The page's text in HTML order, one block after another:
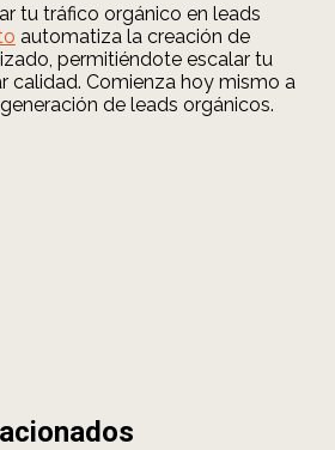
tu tráfico orgánico en leads
automatiza la creación de
permitiéndote escalar tu
calidad. Comienza hoy mismo a
de leads orgánicos.